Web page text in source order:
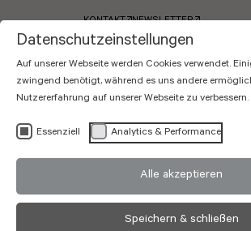
KONTAKT NEWSLETTER
Suite
Datenschutzeinstellungen
Auf unserer Webseite werden Cookies verwendet.
zwingend benötigt, während es uns andere
Nutzererfahrung auf unserer Webseite zu verbessern.
Essenziell Analytics & Performance
Alle akzeptieren
Speichern & schließen